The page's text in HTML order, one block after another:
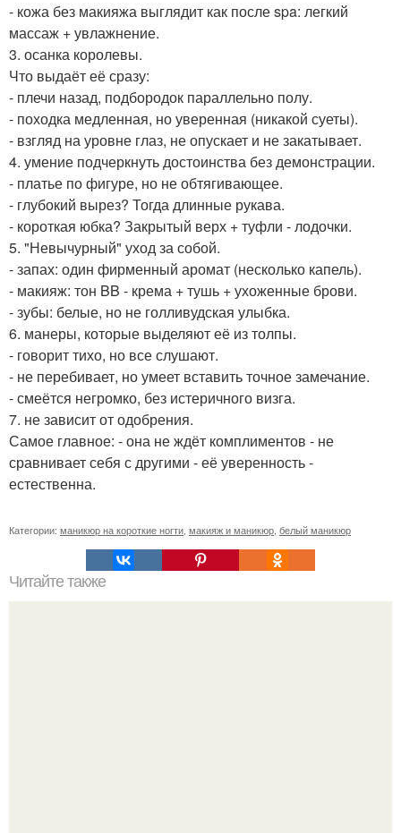
- кожа без макияжа выглядит как после spa: легкий
массаж + увлажнение.
3. осанка королевы.
Что выдаёт её сразу:
- плечи назад, подбородок параллельно полу.
- походка медленная, но уверенная (никакой суеты).
- взгляд на уровне глаз, не опускает и не закатывает.
4. умение подчеркнуть достоинства без демонстрации.
- платье по фигуре, но не обтягивающее.
- глубокий вырез? Тогда длинные рукава.
- короткая юбка? Закрытый верх + туфли - лодочки.
5. "Невычурный" уход за собой.
- запах: один фирменный аромат (несколько капель).
- макияж: тон BB - крема + тушь + ухоженные брови.
- зубы: белые, но не голливудская улыбка.
6. манеры, которые выделяют её из толпы.
- говорит тихо, но все слушают.
- не перебивает, но умеет вставить точное замечание.
- смеётся негромко, без истеричного визга.
7. не зависит от одобрения.
Самое главное: - она не ждёт комплиментов - не
сравнивает себя с другими - её уверенность -
естественна.
Категории: маникюр на короткие ногти, макияж и маникюр, белый маникюр
Читайте также